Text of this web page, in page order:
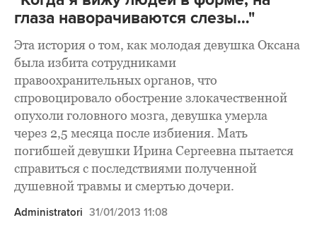
глаза наворачиваются слезы…"
Administratori 31/01/2013 11:08
Эта история о том, как молодая девушка Оксана
была избита сотрудниками
правоохранительных органов, что
спровоцировало обострение злокачественной
опухоли головного мозга, девушка умерла
через 2,5 месяца после избиения. Мать
погибшей девушки Ирина Сергеевна пытается
справиться с последствиями полученной
душевной травмы и смертью дочери.